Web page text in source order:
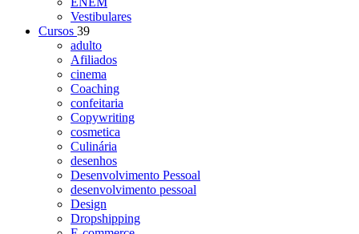
Vestibulares
Cursos 39
adulto
Afiliados
cinema
Coaching
confeitaria
Copywriting
cosmetica
Culinária
desenhos
Desenvolvimento Pessoal
desenvolvimento pessoal
Design
Dropshipping